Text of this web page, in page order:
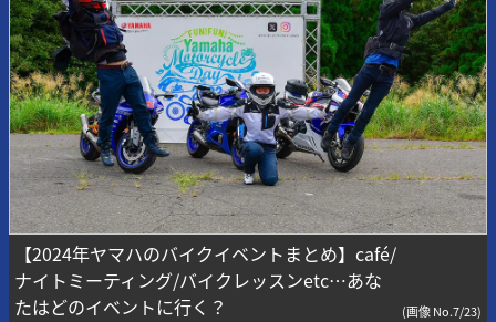
【2024年ヤマハのバイクイベントまとめ】café/
ナイトミーティング/バイクレッスンetc…あな
たはどのイベントに行く？
(画像 No.7/23)